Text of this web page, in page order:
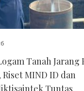
Tanah Jarang
MIND ID dan
Tuntas